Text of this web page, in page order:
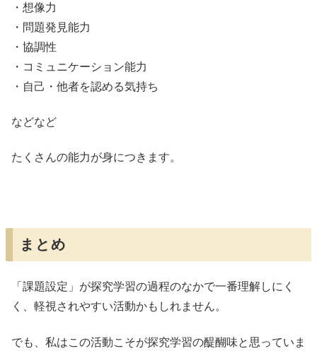
・想像力
・問題発見能力
・協調性
・コミュニケーション能力
・自己・他者を認める気持ち
などなど
たくさんの能力が身につきます。
まとめ
「課題設定」が探究学習の過程のなかで一番理解しにく
く、軽視されやすい活動かもしれません。
でも、私はこの活動こそが探究学習の醍醐味と思っていま